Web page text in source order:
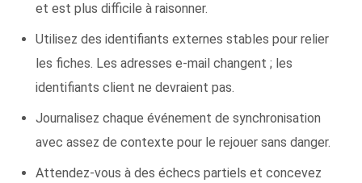
et est plus difficile à raisonner.
Utilisez des identifiants externes stables pour relier
les fiches. Les adresses e-mail changent ; les
identifiants client ne devraient pas.
Journalisez chaque événement de synchronisation
avec assez de contexte pour le rejouer sans danger.
Attendez-vous à des échecs partiels et concevez